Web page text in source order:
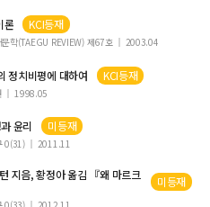
론 KCI등재
문학(TAEGU REVIEW) 제67호 2003.04
정치비평에 대하여 KCI등재
1998.05
윤리 미등재
0(31) 2011.11
지음, 황정아 옮김 『왜 마르크
미등재